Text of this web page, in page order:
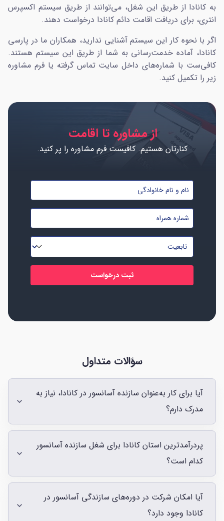
به کانادا از طریق این شغل، می‌توانند از طریق سیستم اکسپرس
انتری، برای دریافت اقامت دائم کانادا درخواست دهند.
اگر با نحوه کار این سیستم آشنایی ندارید، همکاران ما در پارسی
کانادا، آماده خدمت‌رسانی به شما از طریق این سیستم هستند.
کافی‌ست با شماره‌های داخل سایت تماس گرفته یا فرم مشاوره
زیر را تکمیل کنید.
از مشاوره تا اقامت
کنارتان هستیم. کافیست فرم مشاوره را پر کنید.
نام
و
نام
خانوادگی
*
شماره
موبایل
*
تابعیت
*
سؤالات متداول
آیا برای کار به‌عنوان سازنده آسانسور در کانادا، نیاز به
مدرک دارم؟
پردرآمدترین استان کانادا برای شغل سازنده آسانسور
کدام است؟
آیا امکان شرکت در دوره‌های سازندگی آسانسور در
کانادا وجود دارد؟